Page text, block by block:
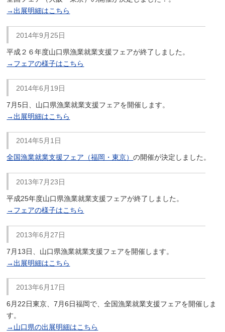
→出展明細はこちら
2014年9月25日
平成２６年度山口県漁業就業支援フェアが終了しました。
→フェアの様子はこちら
2014年6月19日
7月5日、山口県漁業就業支援フェアを開催します。
→出展明細はこちら
2014年5月1日
全国漁業就業支援フェア（福岡・東京）の開催が決定しました。
2013年7月23日
平成25年度山口県漁業就業支援フェアが終了しました。
→フェアの様子はこちら
2013年6月27日
7月13日、山口県漁業就業支援フェアを開催します。
→出展明細はこちら
2013年6月17日
6月22日東京、7月6日福岡で、全国漁業就業支援フェアを開催しま
す。
→山口県の出展明細はこちら